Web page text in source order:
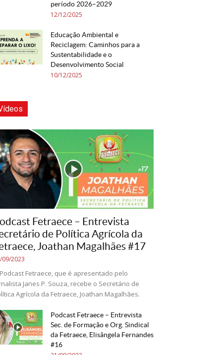
período 2026–2029
12/12/2025
Educação Ambiental e
Reciclagem: Caminhos para a
Sustentabilidade e o
Desenvolvimento Social
10/12/2025
Fetraece – Entrevista
de Política Agrícola da
Joathan Magalhães #17
09/2023
Fetraece, que é apresentado pelo
Janes P. Souza, recebe o Secretário de
Agrícola da Fetraece, Joathan Magalhães.
Podcast Fetraece – Entrevista
Sec. de Formação e Org. Sindical
da Fetraece, Elisângela Fernandes
#16